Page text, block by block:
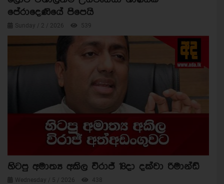
පේරාදෙණියේ පිපෙයි
Sunday / 2 / 2026 539
හිටපු අමාත්‍ය අකිල විරාජ් 18දා දක්වා රිමාන්ඩ්
Wednesday / 5 / 2026 438